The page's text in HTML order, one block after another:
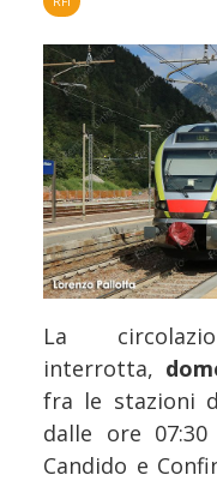
La
interrotta,
fra le stazioni
dalle ore
Candido e